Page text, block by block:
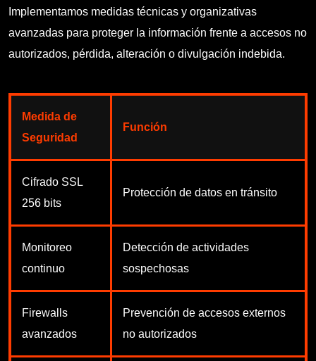
Implementamos medidas técnicas y organizativas
avanzadas para proteger la información frente a accesos no
autorizados, pérdida, alteración o divulgación indebida.
Medida de
Seguridad
Función
Cifrado SSL
256 bits
Protección de datos en tránsito
Monitoreo
continuo
Detección de actividades
sospechosas
Firewalls
avanzados
Prevención de accesos externos
no autorizados